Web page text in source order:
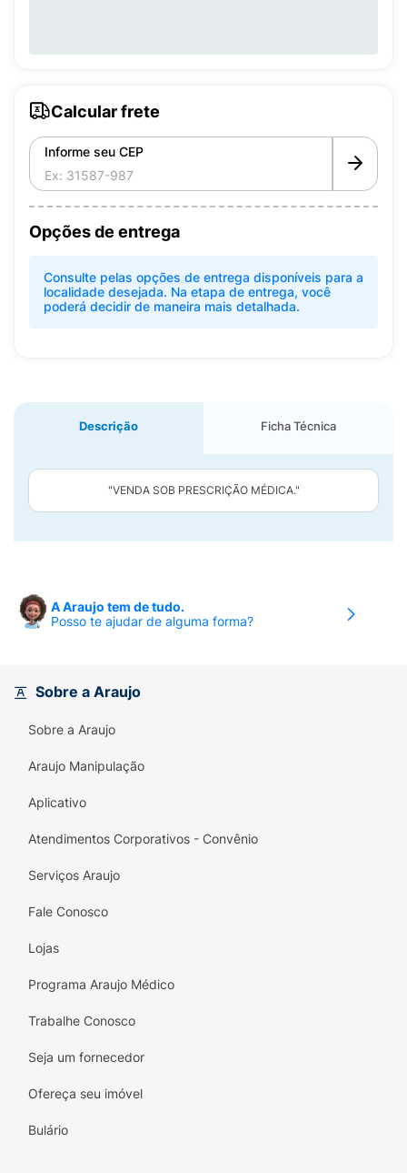
Calcular frete
Informe seu CEP
Opções de entrega
Consulte pelas opções de entrega disponíveis para a
localidade desejada. Na etapa de entrega, você
poderá decidir de maneira mais detalhada.
Descrição Ficha Técnica
"VENDA SOB PRESCRIÇÃO MÉDICA."
A Araujo tem de tudo.
Posso te ajudar de alguma forma?
Sobre a Araujo
Sobre a Araujo
Araujo Manipulação
Aplicativo
Atendimentos Corporativos - Convênio
Serviços Araujo
Fale Conosco
Lojas
Programa Araujo Médico
Trabalhe Conosco
Seja um fornecedor
Ofereça seu imóvel
Bulário